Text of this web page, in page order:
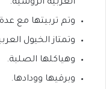
العربية الروسية.
وتم تربيتها مع
وتمتاز الخيول
وهياكلها الصلبة.
وبرقيها وودادها.